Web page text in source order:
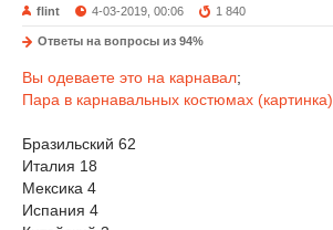
flint 4-03-2019, 00:06 1 840
Ответы на вопросы из 94%
Вы одеваете это на карнавал;
Пара в карнавальных костюмах (картинка)
Бразильский 62
Италия 18
Мексика 4
Испания 4